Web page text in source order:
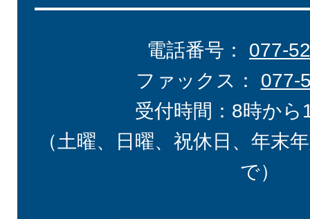
電話番号： 077-
ファックス： 077-
受付時間：8時から
（土曜、日曜、祝休日、年末
で）